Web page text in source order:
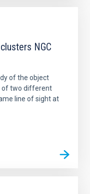
NGC
of the object
of two different
line of sight at